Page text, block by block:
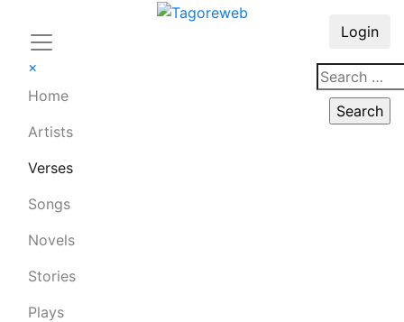
×
Home
Artists
Verses
Songs
Novels
Stories
Plays
Login